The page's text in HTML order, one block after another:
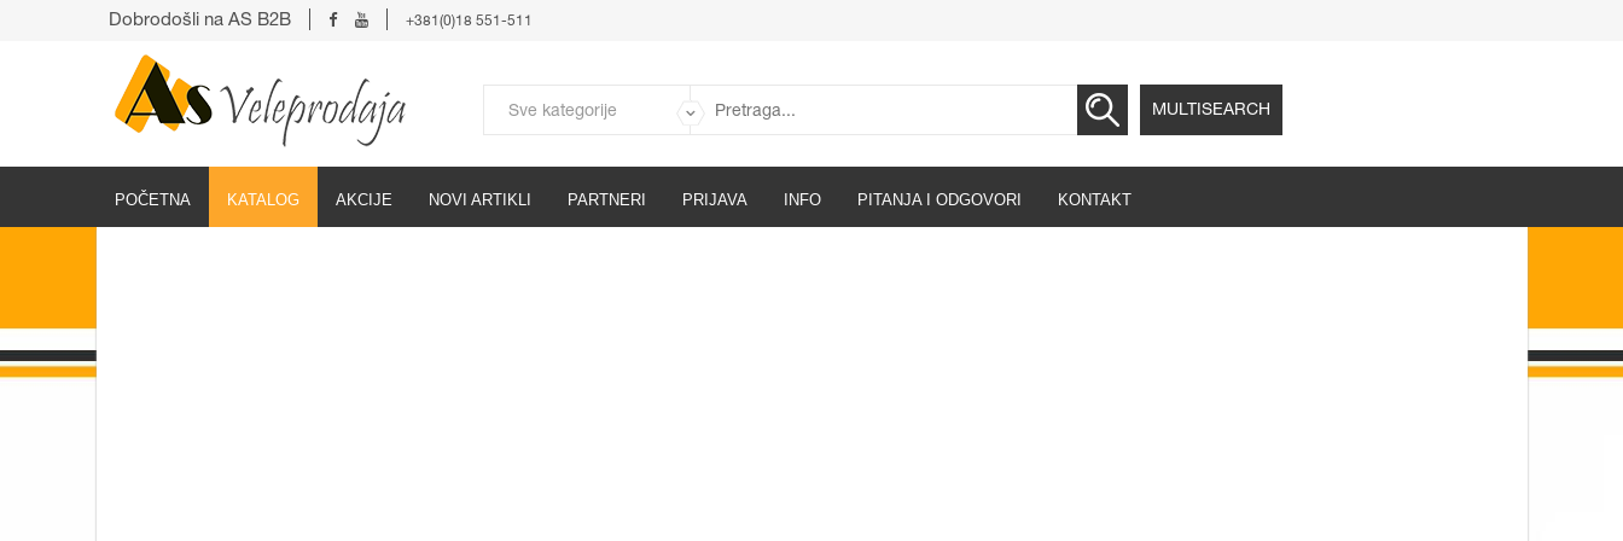
POČETNA KATALOG AKCIJE NOVI ARTIKLI PARTNERI PRIJAVA INFO PITANJA I ODGOVORI KONTAKT
Dobrodošli na AS B2B +381(0)18 551-511
MULTISEARCH